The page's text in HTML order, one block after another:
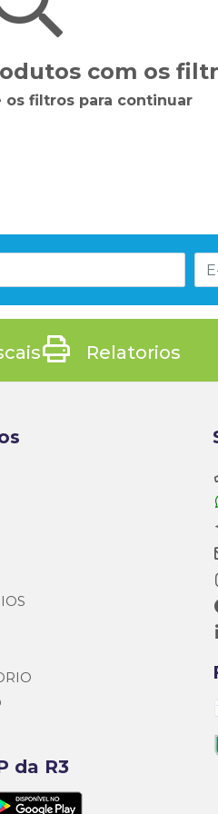
com os
os filtros para continuar
Relatorios
da R3